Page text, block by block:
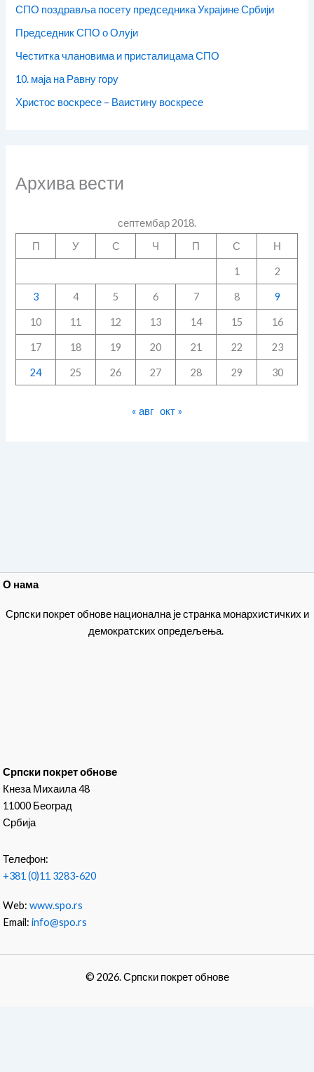
СПО поздравља посету председника Украјине Србији
Председник СПО о Олуји
Честитка члановима и присталицама СПО
10. маја на Равну гору
Христос воскресе – Ваистину воскресе
Архива вести
септембар 2018.
П
У С Ч П С Н
1 2
3 4 5 6 7 8 9
10 11 12 13 14 15 16
17 18 19 20 21 22 23
24 25 26 27 28 29 30
« авг окт »
О нама
Српски покрет обнове национална је странка монархистичких и
демократских опредељења.
Српски покрет обнове
Кнеза Михаила 48
11000 Београд
Србија
Телефон:
+381 (0)11 3283-620
Web:www.spo.rs
Email:info@spo.rs
© 2026. Српски покрет обнове